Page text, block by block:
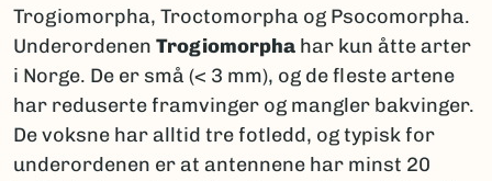
Trogiomorpha, Troctomorpha og Psocomorpha.
Underordenen Trogiomorpha har kun åtte arter
i Norge. De er små (< 3 mm), og de fleste artene
har reduserte framvinger og mangler bakvinger.
De voksne har alltid tre fotledd, og typisk for
underordenen er at antennene har minst 20